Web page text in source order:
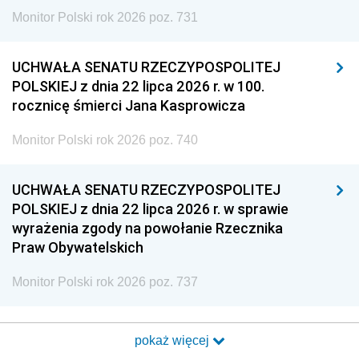
Monitor Polski rok 2026 poz. 731
UCHWAŁA SENATU RZECZYPOSPOLITEJ
POLSKIEJ z dnia 22 lipca 2026 r. w 100.
rocznicę śmierci Jana Kasprowicza
Monitor Polski rok 2026 poz. 740
UCHWAŁA SENATU RZECZYPOSPOLITEJ
POLSKIEJ z dnia 22 lipca 2026 r. w sprawie
wyrażenia zgody na powołanie Rzecznika
Praw Obywatelskich
Monitor Polski rok 2026 poz. 737
pokaż więcej